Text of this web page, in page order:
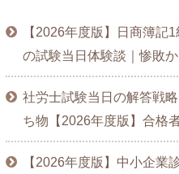
【2026年度版】日商簿記
の試験当日体験談｜惨敗
社労士試験当日の解答戦
ち物【2026年度版】合格
【2026年度版】中小企業